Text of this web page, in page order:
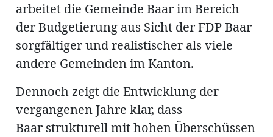
arbeitet die Gemeinde Baar im Bereich
der Budgetierung aus Sicht der FDP Baar
sorgfältiger und realistischer als viele
andere Gemeinden im Kanton.
Dennoch zeigt die Entwicklung der
vergangenen Jahre klar, dass
Baar strukturell mit hohen Überschüssen